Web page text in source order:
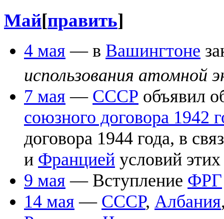
Май[править]
4 мая — в Вашингтоне
использования атомной
7 мая — СССР объявил
союзного договора 1942
договора 1944 года, в
и Францией условий
9 мая — Вступление ФРГ
14 мая — СССР, Албания